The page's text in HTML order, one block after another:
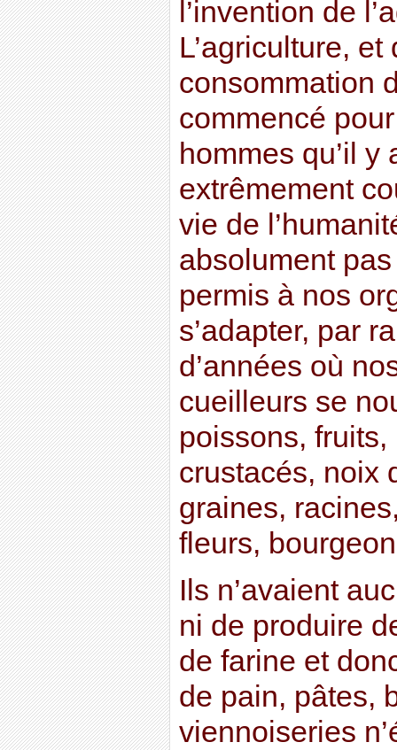
l’invention de
L’agriculture, et
consommation
commencé
hommes qu’il
extrêmement
vie de
absolument
permis à nos
s’adapter, par
d’années où
cueilleurs se
poissons,
crustacés, noix
graines,
fleurs,
Ils n’avaient
ni de produire
de farine et
de pain, pâtes,
viennoiseries